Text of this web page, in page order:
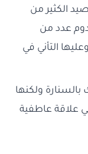
الكثير من
عدد من
التأني في
ولكنها
عاطفية